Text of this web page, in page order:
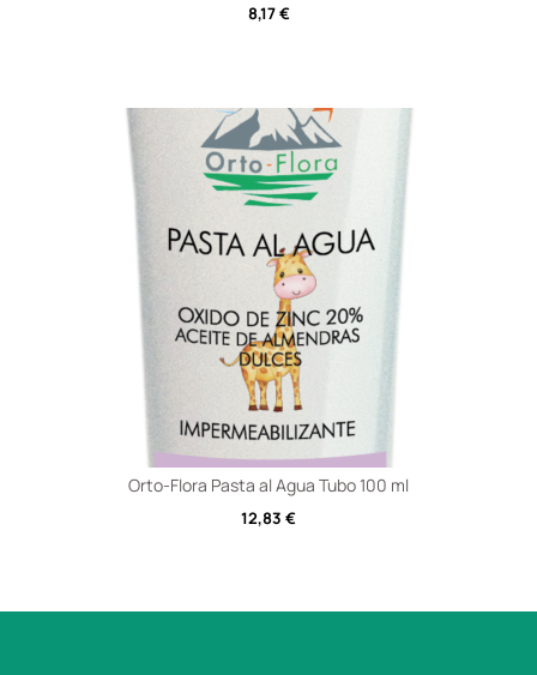
8,17€
Orto-Flora Pasta al Agua Tubo 100 ml
12,83 €